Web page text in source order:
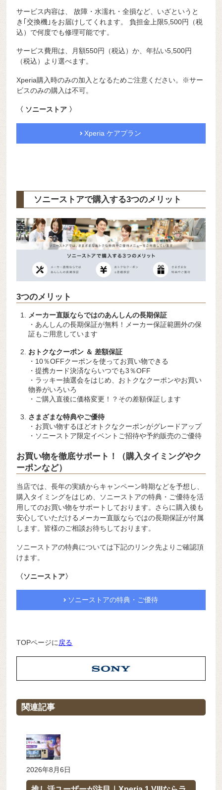
サービス内容は、 故障・水濡れ・全損など、いざというと
き ｢交換機｣をお届けしてくれます。 負担金上限5,500円（税
込）で何度でも修理可能です。
サービス費用は、月額550円（税込）か、年払い5,500円
（税込）より選べます。
Xperia購入時のみの加入となるためご注意ください。※サー
ビスのみの購入は不可。
〈 ソニーストア 〉
Xperia ケアプラン
ソニーストアで購入する3つのメリット
3つのメリット
メーカー直販ならではのあんしんの長期保証
・あんしんの長期保証が無料！メーカー保証範囲外の保
証もご用意しています
おトクなクーポン ＆ 差額保証
・10％OFFクーポンを使ってお買い物できる
・提携カード決済ならいつでも3％OFF
・ラッキー抽選会をはじめ、おトクなクーポンやお買い
物券がいろいろ
・ご購入直後に価格変更！？その差額保証します
さまざまな特典やご優待
・お買い物するほどオトクなクーポンがグレードアップ
・ソニーストア限定イベントご招待や予約販売のご優待
お買い物を徹底サポート！（購入タイミングやク
ーポンなど）
当店では、長年の実績からキャンペーン時期などを予想し、
購入タイミングをはじめ、ソニーストアの特典・ご優待を活
用してのお買い物をサポートしております。さらに購入後も
安心していただけるメーカー直販ならではの長期保証が付属
します。皆様のご相談お待ちしております。
ソニーストアの特典については下記のリンク先よりご確認頂
けます。
〈ソニーストア〉
ソニーストアの特典・ご優待
TOPページに 戻る
関連記事
2026年8月6日